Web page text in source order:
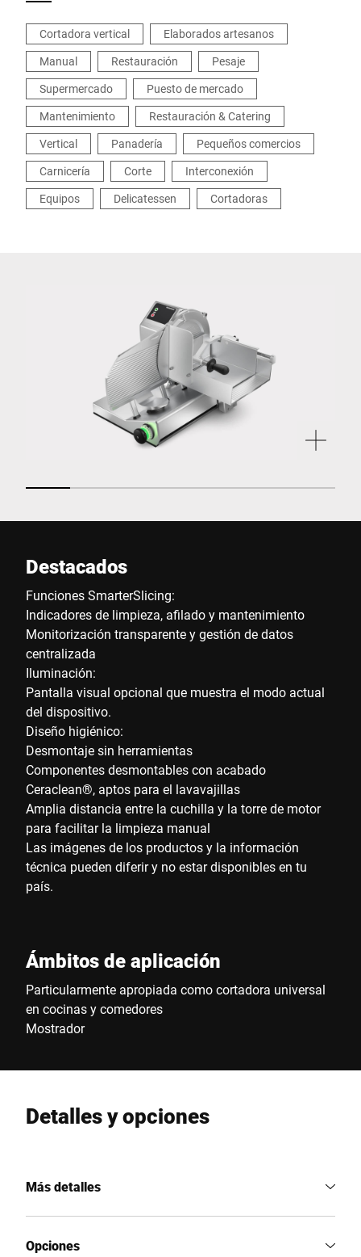
Cortadora vertical
Elaborados artesanos
Manual
Restauración
Pesaje
Supermercado
Puesto de mercado
Mantenimiento
Restauración & Catering
Vertical
Panadería
Pequeños comercios
Carnicería
Corte
Interconexión
Equipos
Delicatessen Cortadoras
Destacados
Funciones SmarterSlicing:
Indicadores de limpieza, afilado y mantenimiento
Monitorización transparente y gestión de datos
centralizada
Iluminación:
Pantalla visual opcional que muestra el modo actual
del dispositivo.
Diseño higiénico:
Desmontaje sin herramientas
Componentes desmontables con acabado
Ceraclean®, aptos para el lavavajillas
Amplia distancia entre la cuchilla y la torre de motor
para facilitar la limpieza manual
Las imágenes de los productos y la información
técnica pueden diferir y no estar disponibles en tu
país.
Ámbitos de aplicación
Particularmente apropiada como cortadora universal
en cocinas y comedores
Mostrador
Detalles y opciones
Más detalles
Opciones